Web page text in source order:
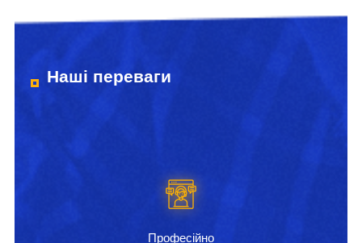
Наші переваги
Професійно